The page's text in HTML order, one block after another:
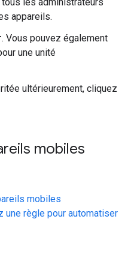
appareils.
. Vous pouvez également
une unité
ultérieurement, cliquez
mobiles
mobiles
une règle pour automatiser